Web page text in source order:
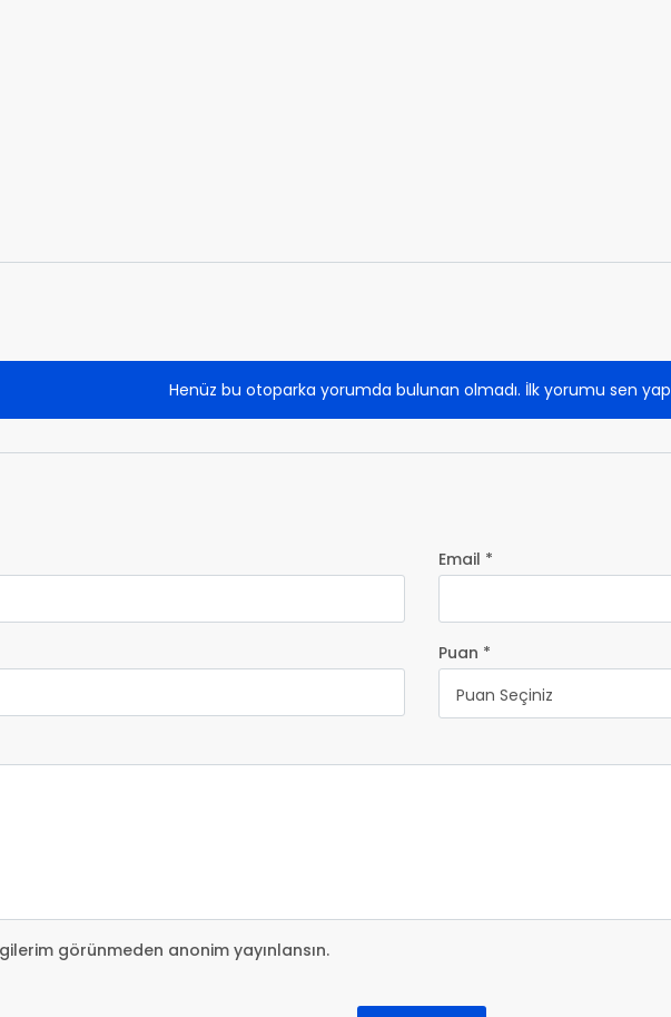
Henüz bu otoparka yorumda bulunan olmadı. İlk yorumu sen
Email *
Puan *
Puan Seçiniz
görünmeden anonim yayınlansın.